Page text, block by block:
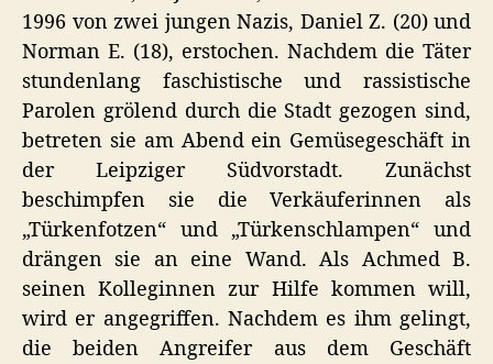
1996 von zwei jungen Nazis, Daniel Z. (20) und
Norman E. (18), erstochen. Nachdem die Täter
stundenlang faschistische und rassistische
Parolen grölend durch die Stadt gezogen sind,
betreten sie am Abend ein Gemüsegeschäft in
der Leipziger Südvorstadt. Zunächst
beschimpfen sie die Verkäuferinnen als
„Türkenfotzen“ und „Türkenschlampen“ und
drängen sie an eine Wand. Als Achmed B.
seinen Kolleginnen zur Hilfe kommen will,
wird er angegriffen. Nachdem es ihm gelingt,
die beiden Angreifer aus dem Geschäft